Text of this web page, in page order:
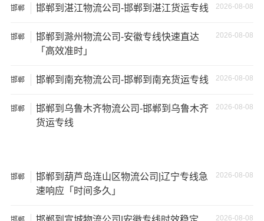
车
81立方 20吨 13×2.4×2.9
17米
货车
150立
17.5米
货车
137立
方
29吨
17.5×2.8×2.9
已发过邯郸到 新余货物的货主告诉大家如果你选择了一
家不靠谱的物流公司，可能会面临以下风险和损失：
邯郸 2026-08-08
邯郸到湛江物流公司-邯郸到湛江货运专线
邯郸 2026-08-08
邯郸到滁州物流公司-安徽专线快速直达
「高效准时」
邯郸 2026-08-08
邯郸到南充物流公司-邯郸到南充货运专线
邯郸 2026-08-08
邯郸到乌鲁木齐物流公司-邯郸到乌鲁木齐
货运专线
邯郸 2026-08-08
邯郸到葫芦岛连山区物流公司|辽宁专线急
速响应「时间多久」
2026-08-08